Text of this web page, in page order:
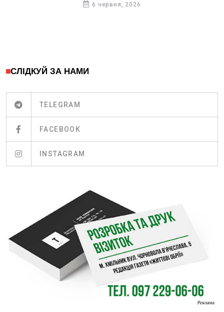
6 червня, 2026
СЛІДКУЙ ЗА НАМИ
TELEGRAM
FACEBOOK
INSTAGRAM